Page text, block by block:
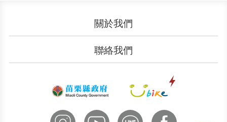
關於我們
加入我們
聯絡我們
廣告刊登